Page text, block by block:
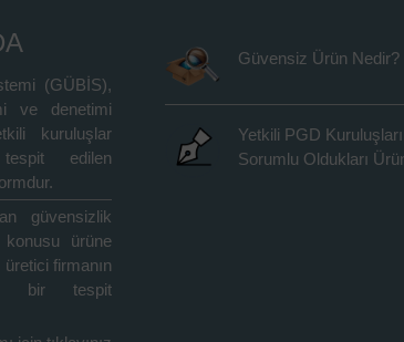
(GÜBİS),
ve denetimi
kuruluşlar
tespit edilen
güvensizlik
konusu ürüne
firmanın
bir tespit
Güvensiz Ürün Nedir?
Yetkili PGD
Sorumlu Oldukları